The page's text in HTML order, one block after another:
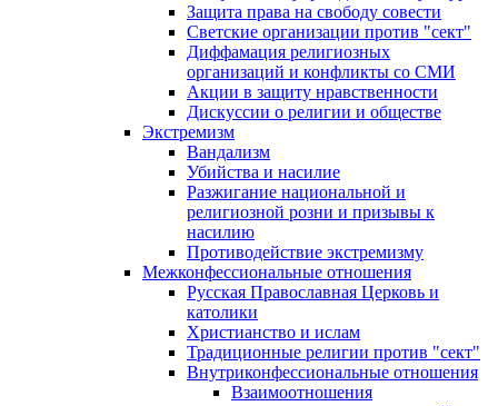
Защита права на свободу совести
Светские организации против "сект"
Диффамация религиозных
организаций и конфликты со СМИ
Акции в защиту нравственности
Дискуссии о религии и обществе
Экстремизм
Вандализм
Убийства и насилие
Разжигание национальной и
религиозной розни и призывы к
насилию
Противодействие экстремизму
Межконфессиональные отношения
Русская Православная Церковь и
католики
Христианство и ислам
Традиционные религии против "сект"
Внутриконфессиональные отношения
Взаимоотношения